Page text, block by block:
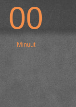
00
Minuut